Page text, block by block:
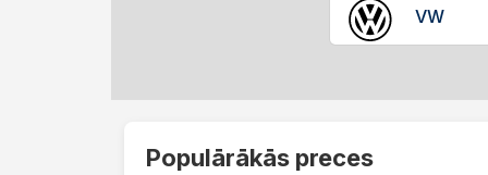
VW
Populārākās preces